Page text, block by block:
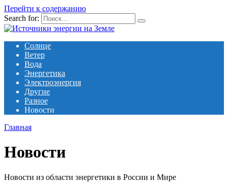
Перейти к содержанию
Search for:
Солнце
Ветер
Вода
Энергетика
Электроэнергия
Другие
Разное
Новости
Главная
Новости
Новости из области энергетики в России и Мире